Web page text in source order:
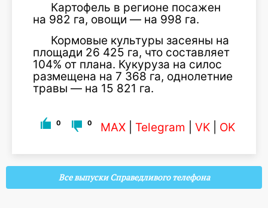
Картофель в регионе посажен
на 982 га, овощи — на 998 га.
Кормовые культуры засеяны на
площади 26 425 га, что составляет
104% от плана. Кукуруза на силос
размещена на 7 368 га, однолетние
травы — на 15 821 га.
0 0 MAX Telegram VK OK
Все выпуски Справедливого телефона